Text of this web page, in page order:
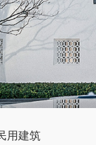
用建筑